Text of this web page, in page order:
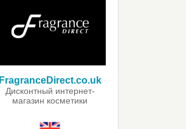
FragranceDirect.co.uk
Дисконтный интернет-
магазин косметики